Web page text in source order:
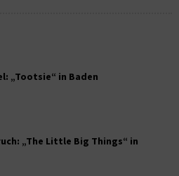
„Tootsie“ in Baden
„The Little Big Things“ in